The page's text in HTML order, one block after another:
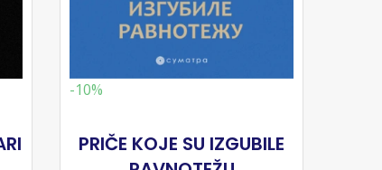
-10%
PRIČE KOJE SU IZGUBILE